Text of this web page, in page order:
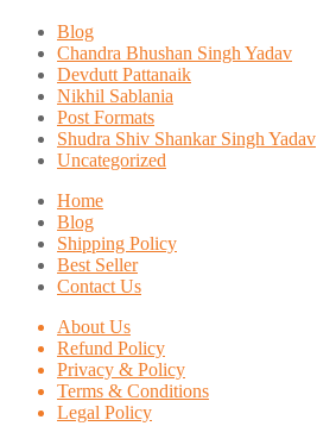
Blog
Chandra Bhushan Singh Yadav
Devdutt Pattanaik
Nikhil Sablania
Post Formats
Shudra Shiv Shankar Singh Yadav
Uncategorized
Home
Blog
Shipping Policy
Best Seller
Contact Us
About Us
Refund Policy
Privacy & Policy
Terms & Conditions
Legal Policy